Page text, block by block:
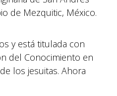
de Mezquitic, México.
y está titulada con
del Conocimiento en
los jesuitas. Ahora